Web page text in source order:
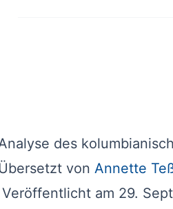
des
von Annette
am 29.